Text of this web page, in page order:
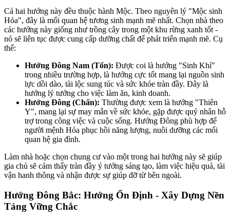
Cả hai hướng này đều thuộc hành Mộc. Theo nguyên lý "Mộc sinh
Hỏa", đây là mối quan hệ tương sinh mạnh mẽ nhất. Chọn nhà theo
các hướng này giống như trồng cây trong một khu rừng xanh tốt -
nó sẽ liên tục được cung cấp dưỡng chất để phát triển mạnh mẽ. Cụ
thể:
Hướng Đông Nam (Tốn): Được coi là hướng "Sinh Khí"
trong nhiều trường hợp, là hướng cực tốt mang lại nguồn sinh
lực dồi dào, tài lộc sung túc và sức khỏe tràn đầy. Đây là
hướng lý tưởng cho việc làm ăn, kinh doanh.
Hướng Đông (Chấn): Thường được xem là hướng "Thiên
Y", mang lại sự may mắn về sức khỏe, gặp được quý nhân hỗ
trợ trong công việc và cuộc sống. Hướng Đông phù hợp để
người mệnh Hỏa phục hồi năng lượng, nuôi dưỡng các mối
quan hệ gia đình.
Làm nhà hoặc chọn chung cư vào một trong hai hướng này sẽ giúp
gia chủ sẽ cảm thấy tràn đầy ý tưởng sáng tạo, làm việc hiệu quả, tài
vận hanh thông và nhận được sự giúp đỡ từ bên ngoài.
Hướng Đông Bắc: Hướng Ổn Định - Xây Dựng Nền
Tảng Vững Chắc